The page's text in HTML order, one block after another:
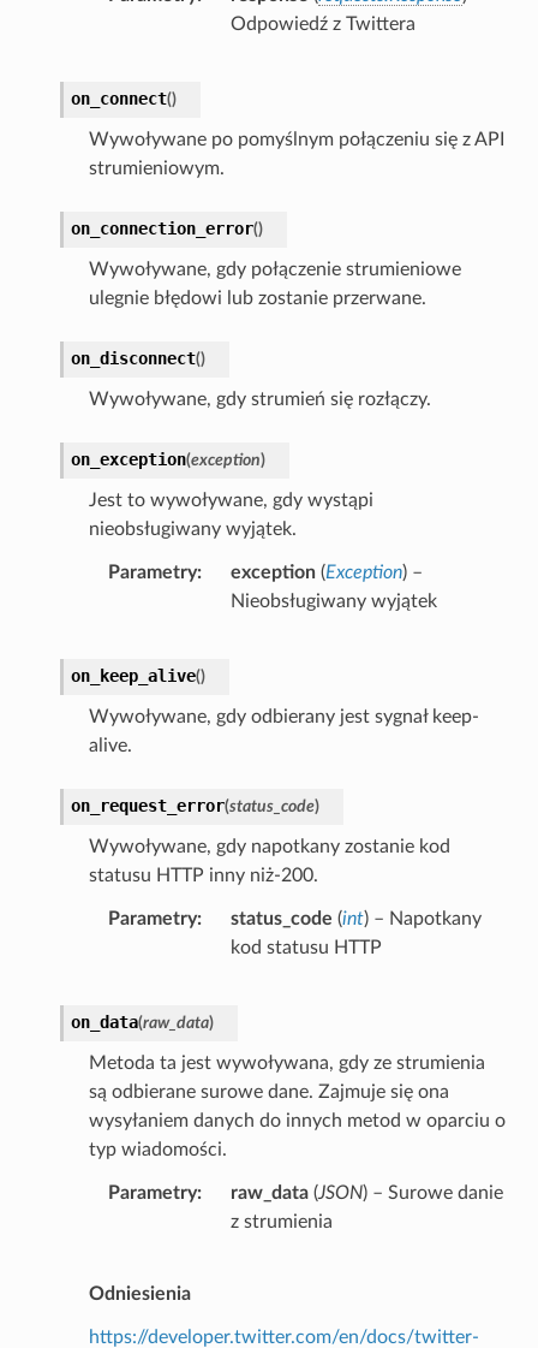
Odpowiedź z Twittera
on_connect()
Wywoływane po pomyślnym połączeniu się z API
strumieniowym.
on_connection_error()
Wywoływane, gdy połączenie strumieniowe
ulegnie błędowi lub zostanie przerwane.
on_disconnect()
Wywoływane, gdy strumień się rozłączy.
on_exception(exception)
Jest to wywoływane, gdy wystąpi
nieobsługiwany wyjątek.
Parametry exception(Exception) –
Nieobsługiwany wyjątek
on_keep_alive()
Wywoływane, gdy odbierany jest sygnał keep-
alive.
on_request_error(status_code)
Wywoływane, gdy napotkany zostanie kod
statusu HTTP inny niż-200.
Parametry status_code (int) – Napotkany
kod statusu HTTP
on_data(raw_data)
Metoda ta jest wywoływana, gdy ze strumienia
są odbierane surowe dane. Zajmuje się ona
wysyłaniem danych do innych metod w oparciu o
typ wiadomości.
Parametry raw_data(JSON) – Surowe danie
z strumienia
Odniesienia
https://developer.twitter.com/en/docs/twitter-